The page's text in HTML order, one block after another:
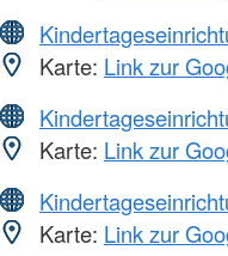
Karte: Link zur
Karte: Link zur
Karte: Link zur